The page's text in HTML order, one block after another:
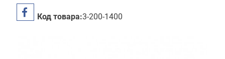
Код товара:3-200-1400